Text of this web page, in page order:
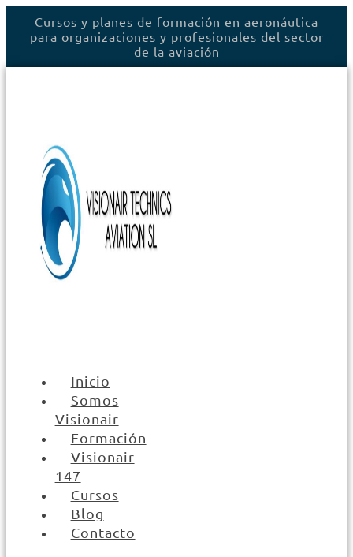
Cursos y planes de formación en aeronáutica
para organizaciones y profesionales del sector
de la aviación
Inicio
Somos
Visionair
Formación
Visionair
147
Cursos
Blog
Contacto